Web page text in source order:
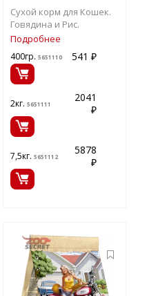
Сухой корм для Кошек.
Говядина и Рис.
Подробнее
400гр. 5651110 541 ₽
2кг. 5651111
2041
₽
7,5кг. 5651112
5878
₽